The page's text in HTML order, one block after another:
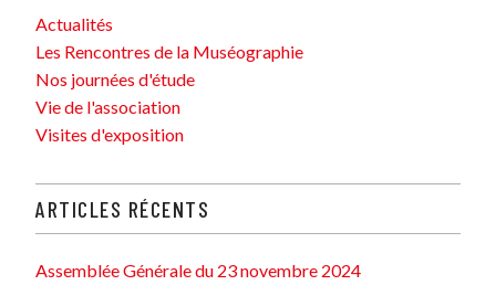
Actualités
Les Rencontres de la Muséographie
Nos journées d'étude
Vie de l'association
Visites d'exposition
ARTICLES RÉCENTS
Assemblée Générale du 23 novembre 2024